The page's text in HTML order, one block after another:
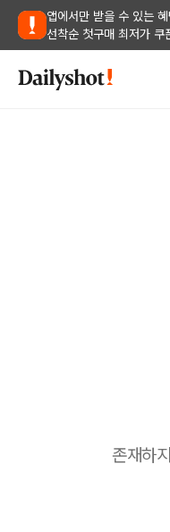
앱에서만 받을 수 있는 혜
선착순 첫구매 최저가 쿠
존재하